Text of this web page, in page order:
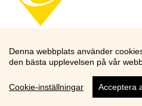
Denna webbplats använder
den bästa upplevelsen på vår
Cookie-inställningar Acceptera